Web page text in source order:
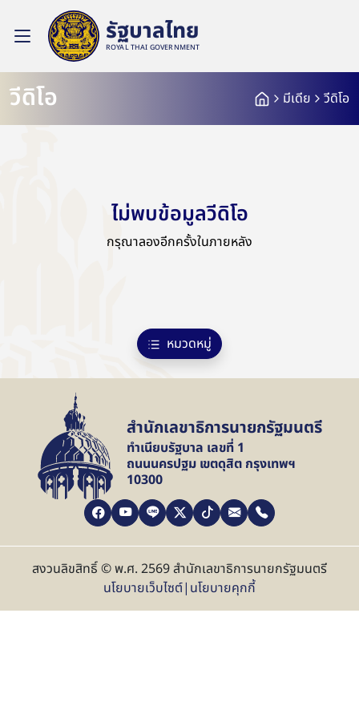
รัฐบาลไทย
ROYAL THAI GOVERNMENT
วีดิโอ มีเดีย วีดิโอ
ไม่พบข้อมูลวีดิโอ
กรุณาลองอีกครั้งในภายหลัง
หมวดหมู่
สำนักเลขาธิการนายกรัฐมนตรี
ทำเนียบรัฐบาล เลขที่ 1
ถนนนครปฐม เขตดุสิต กรุงเทพฯ
10300
สงวนลิขสิทธิ์ © พ.ศ. 2569 สำนักเลขาธิการนายกรัฐมนตรี
นโยบายเว็บไซต์| นโยบายคุกกี้